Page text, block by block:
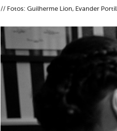
// Fotos: Guilherme Lion, Evander